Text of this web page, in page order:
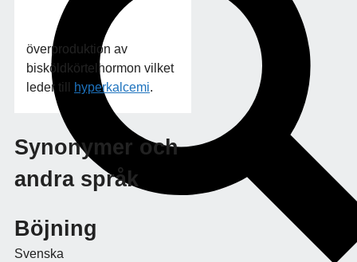
överproduktion av
bisköldkörtelhormon vilket
leder till
hyperkalcemi.
Synonymer och
andra språk
Böjning
Svenska